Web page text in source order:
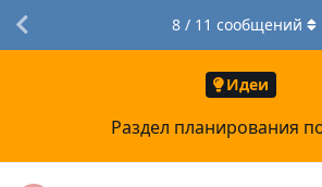
Идеи
Раздел планирования
8/ 11 сообщений